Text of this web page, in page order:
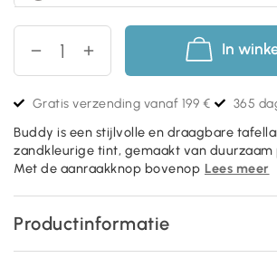
In
Gratis verzending vanaf 199 € 365
Buddy is een stijlvolle en draagbare
zandkleurige tint, gemaakt van duurzaam
Met de aanraakknop bovenop Lees meer
Productinformatie